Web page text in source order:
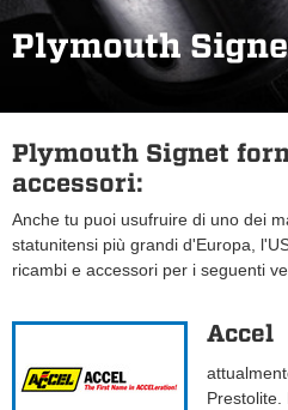
Plymouth
Plymouth Signet
accessori:
Anche tu puoi usufruire di uno dei
statunitensi più grandi d'Europa,
ricambi e accessori per i seguenti
Accel
Prestolite.